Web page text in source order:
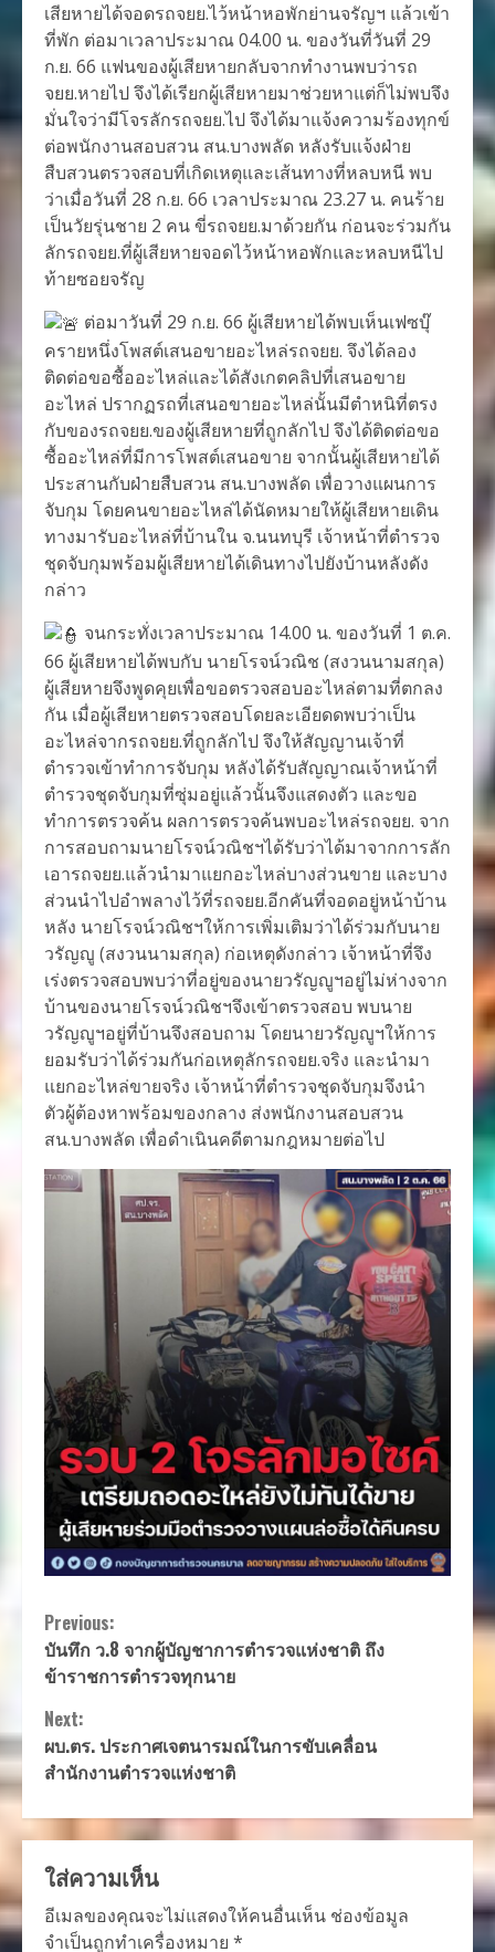
เสียหายได้จอดรถจยย.ไว้หน้าหอพักย่านจรัญฯ แล้วเข้า
ที่พัก ต่อมาเวลาประมาณ 04.00 น. ของวันที่วันที่ 29
ก.ย. 66 แฟนของผู้เสียหายกลับจากทำงานพบว่ารถ
จยย.หายไป จึงได้เรียกผู้เสียหายมาช่วยหาแต่ก็ไม่พบจึง
มั่นใจว่ามีโจรลักรถจยย.ไป จึงได้มาแจ้งความร้องทุกข์
ต่อพนักงานสอบสวน สน.บางพลัด หลังรับแจ้งฝ่าย
สืบสวนตรวจสอบที่เกิดเหตุและเส้นทางที่หลบหนี พบ
ว่าเมื่อวันที่ 28 ก.ย. 66 เวลาประมาณ 23.27 น. คนร้าย
เป็นวัยรุ่นชาย 2 คน ขี่รถจยย.มาด้วยกัน ก่อนจะร่วมกัน
ลักรถจยย.ที่ผู้เสียหายจอดไว้หน้าหอพักและหลบหนีไป
ท้ายซอยจรัญ
ต่อมาวันที่ 29 ก.ย. 66 ผู้เสียหายได้พบเห็นเฟซบุ๊
ครายหนึ่งโพสต์เสนอขายอะไหล่รถจยย. จึงได้ลอง
ติดต่อขอซื้ออะไหล่และได้สังเกตคลิปที่เสนอขาย
อะไหล่ ปรากฏรถที่เสนอขายอะไหล่นั้นมีตำหนิที่ตรง
กับของรถจยย.ของผู้เสียหายที่ถูกลักไป จึงได้ติดต่อขอ
ซื้ออะไหล่ที่มีการโพสต์เสนอขาย จากนั้นผู้เสียหายได้
ประสานกับฝ่ายสืบสวน สน.บางพลัด เพื่อวางแผนการ
จับกุม โดยคนขายอะไหล่ได้นัดหมายให้ผู้เสียหายเดิน
ทางมารับอะไหล่ที่บ้านใน จ.นนทบุรี เจ้าหน้าที่ตำรวจ
ชุดจับกุมพร้อมผู้เสียหายได้เดินทางไปยังบ้านหลังดัง
กล่าว
จนกระทั่งเวลาประมาณ 14.00 น. ของวันที่ 1 ต.ค.
66 ผู้เสียหายได้พบกับ นายโรจน์วณิช (สงวนนามสกุล)
ผู้เสียหายจึงพูดคุยเพื่อขอตรวจสอบอะไหล่ตามที่ตกลง
กัน เมื่อผู้เสียหายตรวจสอบโดยละเอียดดพบว่าเป็น
อะไหล่จากรถจยย.ที่ถูกลักไป จึงให้สัญญานเจ้าที่
ตำรวจเข้าทำการจับกุม หลังได้รับสัญญาณเจ้าหน้าที่
ตำรวจชุดจับกุมที่ซุ่มอยู่แล้วนั้นจึงแสดงตัว และขอ
ทำการตรวจค้น ผลการตรวจค้นพบอะไหล่รถจยย. จาก
การสอบถามนายโรจน์วณิชฯได้รับว่าได้มาจากการลัก
เอารถจยย.แล้วนำมาแยกอะไหล่บางส่วนขาย และบาง
ส่วนนำไปอำพลางไว้ที่รถจยย.อีกคันที่จอดอยู่หน้าบ้าน
หลัง นายโรจน์วณิชฯให้การเพิ่มเติมว่าได้ร่วมกับนาย
วรัญญู (สงวนนามสกุล) ก่อเหตุดังกล่าว เจ้าหน้าที่จึง
เร่งตรวจสอบพบว่าที่อยู่ของนายวรัญญูฯอยู่ไม่ห่างจาก
บ้านของนายโรจน์วณิชฯจึงเข้าตรวจสอบ พบนาย
วรัญญูฯอยู่ที่บ้านจึงสอบถาม โดยนายวรัญญูฯให้การ
ยอมรับว่าได้ร่วมกันก่อเหตุลักรถจยย.จริง และนำมา
แยกอะไหล่ขายจริง เจ้าหน้าที่ตำรวจชุดจับกุมจึงนำ
ตัวผู้ต้องหาพร้อมของกลาง ส่งพนักงานสอบสวน
สน.บางพลัด เพื่อดำเนินคดีตามกฎหมายต่อไป
Continue
Reading
Previous:
บันทึก ว.8 จากผู้บัญชาการตำรวจแห่งชาติ ถึง
ข้าราชการตำรวจทุกนาย
Next:
ผบ.ตร. ประกาศเจตนารมณ์ในการขับเคลื่อน
สำนักงานตำรวจแห่งชาติ
ใส่ความเห็น
อีเมลของคุณจะไม่แสดงให้คนอื่นเห็น ช่องข้อมูล
จำเป็นถูกทำเครื่องหมาย *